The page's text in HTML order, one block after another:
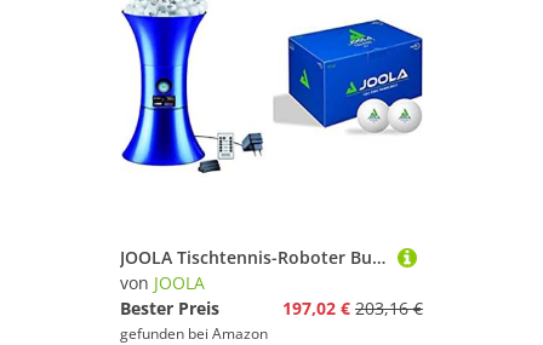
JOOLA Tischtennis-Roboter Buddy Pro V300 & Ball Fangnetz TT-Buddy - Auffangnetz für Ballmaschine
von JOOLA
Bester Preis
197,02 € 203,16 €
gefunden bei Amazon